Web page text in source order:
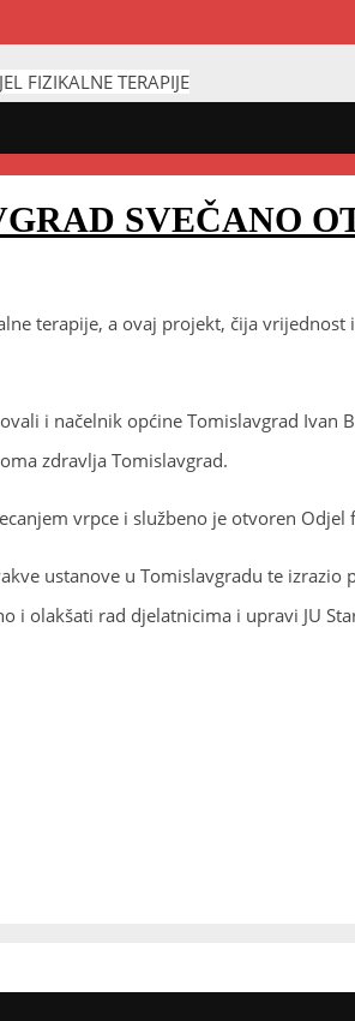
FIZIKALNE TERAPIJE
SVEČANO
terapije, a ovaj projekt, čija
i načelnik općine Tomislavgrad
zdravlja Tomislavgrad.
vrpce i službeno je otvoren Odjel
ustanove u Tomislavgradu te
olakšati rad djelatnicima i upravi JU